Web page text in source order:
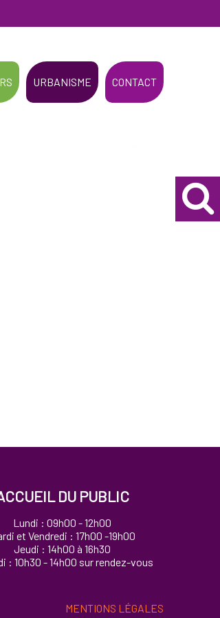
URBANISME CONTACT
DU PUBLIC
Lundi : 09h00 - 12h00
et Vendredi : 17h00 -19h00
Jeudi : 14h00 à 16h30
: 10h30 - 14h00 sur rendez-vous
MENTIONS LÉGALES